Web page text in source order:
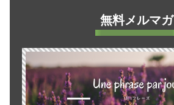
無料メルマガ